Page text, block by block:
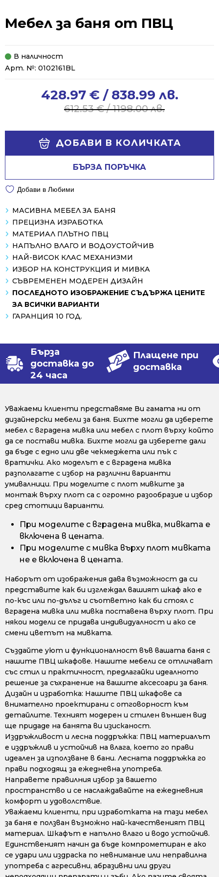
Мебел за баня от ПВЦ
В наличност
Арт. №: 0102161BL
612.53€/ 1198.00 лв.
612.53 €
428.97 € / 838.99 лв.
428.97 €
ДОБАВИ В КОЛИЧКАТА
БЪРЗА ПОРЪЧКА
Добави в Любими
МАСИВНА МЕБЕЛ ЗА БАНЯ
ПРЕЦИЗНА ИЗРАБОТКА
МАТЕРИАЛ ПЛЪТНО ПВЦ
НАПЪЛНО ВЛАГО И ВОДОУСТОЙЧИВ
НАЙ-ВИСОК КЛАС МЕХАНИЗМИ
ИЗБОР НА КОНСТРУКЦИЯ И МИВКА
СЪВРЕМЕНЕН МОДЕРЕН ДИЗАЙН
ПОСЛЕДНОТО ИЗОБРАЖЕНИЕ СЪДЪРЖА ЦЕНИТЕ
ЗА ВСИЧКИ ВАРИАНТИ
ГАРАНЦИЯ 10 ГОД.
Бърза
доставка до
24 часа
Плащене при
доставка
Уважаеми клиенти представяме Ви гамата ни от
дизайнерски мебели за баня. Бихте могли да изберете
мебел с вградена мивка или мебел с плот върху който
да се постави мивка. Бихте могли да изберете дали
да бъде с едно или две чекмеджета или пък с
вратички. Ако моделът е с вградена мивка
разполагате с избор на различни варианти
умивалници. При моделите с плот мивките за
монтаж върху плот са с огромно разообразие и избор
сред стотици варианти.
При моделите с вградена мивка, мивката е
включена в цената.
При моделите с мивка върху плот мивката
не е включена в цената.
Наборът от изображения дава възможност да си
представите как би изглеждал вашият шкаф ако е
по-къс или по-дълъг и съответно как би стоял с
вградена мивка или мивка поставена върху плот. При
някои модели се придава индивидуалност и ако се
смени цветът на мивката.
Създайте уют и функционалност във вашата баня с
нашите ПВЦ шкафове. Нашите мебели се отличават
със стил и практичност, предлагайки идеалното
решение за съхранение на вашите аксесоари за баня.
Дизайн и изработка: Нашите ПВЦ шкафове са
внимателно проектирани с отговорност към
детайлите. Техният модерен и стилен външен вид
ще придаде на банята ви изисканост.
Издръжливост и лесна поддръжка: ПВЦ материалът
е издръжлив и устойчив на влага, което го прави
идеален за използване в бани. Лесната поддръжка го
прави подходящ за ежедневна употреба.
Направете правилния избор за вашето
пространство и се наслаждавайте на ежедневния
комфорт и удоволствие.
Уважаеми клиенти, при изработката на тази мебел
за баня е ползван възможно най-качественият ПВЦ
материал. Шкафът е напълно влаго и водо устойчив.
Единственият начин да бъде компрометиран е ако
се удари или издраска по невнимание или неправилна
употреба с агресивни, абразивни или други